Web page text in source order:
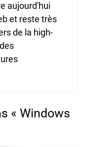
aujourd'hui
et reste très
de la high-
« Windows